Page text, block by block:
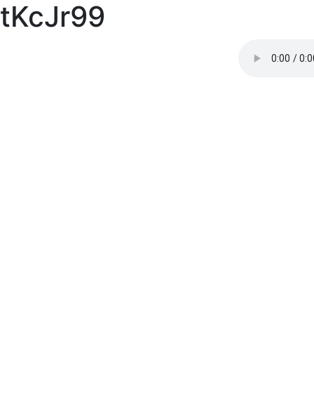
tKcJr99